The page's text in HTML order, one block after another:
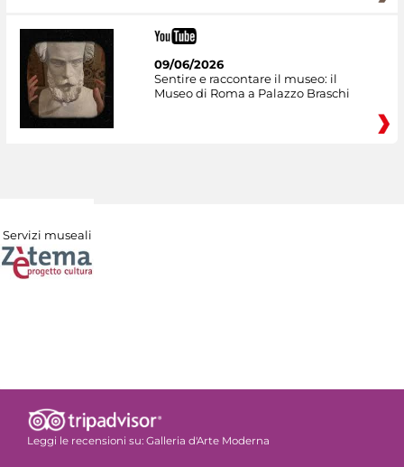
09/06/2026
Sentire e raccontare il museo: il
Museo di Roma a Palazzo Braschi
Servizi museali
Leggi le recensioni su: Galleria d'Arte Moderna